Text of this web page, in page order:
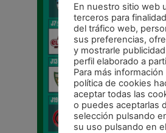
En nuestro sitio web
terceros para
del tráfico web,
sus preferencias,
y mostrarle
perfil elaborado a
Para más
política de cookies
aceptar todas las
o puedes aceptarlas
selección pulsando
su uso pulsando en